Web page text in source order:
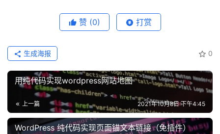
游
略
知
注册
会影响搜索引擎爬虫，所以不会影响 SEO，只会影响用户
浏览时的盗用行为。
Wp-CopyRightPro 与版权保护
Wp-CopyRightPro 仅仅能够阻止真实用户的一部分盗
用行为，很多盗用行为，比如利用爬虫抓取后对抓取内容降
噪，就没有很好的方法去禁止。如果为网站内容加入干扰字
符，虽然会给这类盗用带来麻烦，增加其降噪的工作量，但
赞 (0) 打赏
0
生成海报
用纯代码实现wordpress网站地图
上一篇 2021年10月8日 下午4:45
WordPress 纯代码实现页面锚文本链接（免插件）